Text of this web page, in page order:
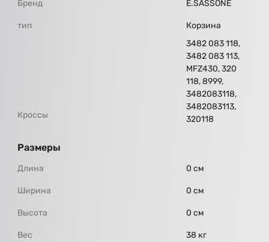
Бренд E.SASSONE
тип Корзина
Кроссы
3482 083 118,
3482 083 113,
MFZ430, 320
118, 8999,
3482083118,
3482083113,
320118
Размеры
Длина 0 см
Ширина 0 см
Высота 0 см
Вес 38 кг